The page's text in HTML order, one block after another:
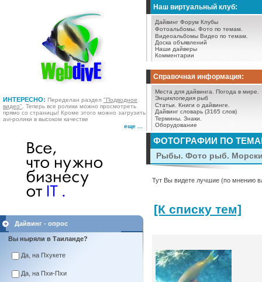
ИНТЕРЕСНО: Переделан раздел "Подводное
видео" . Теперь все ролики можно просмотреть
прямо со страницы! Кроме этого можно загрузить
avi-ролики в высоком качестве
еще ...
Наш виртуальный клуб:
Дайвинг Форум Клубы
Фотоальбомы. Фото по темам.
Видеоальбомы Видео по темам.
Доска объявлений
Наши дайверы
Комментарии
Справочная информация:
Места для дайвинга.
Погода в мире.
Энциклопедия рыб
Статьи.
Книги о дайвинге.
Дайвинг словарь (3165 слов)
Термины. Знаки.
Оборудование
Дайвинг - опрос
Вы ныряли в Таиланде?
Да, на Пхукете
Да, на Пхи-Пхи
ФОТОГРАФИИ ПО
Рыбы. Фото рыб.
Тут Вы видете лучшие (по мнению
[К списку тем]